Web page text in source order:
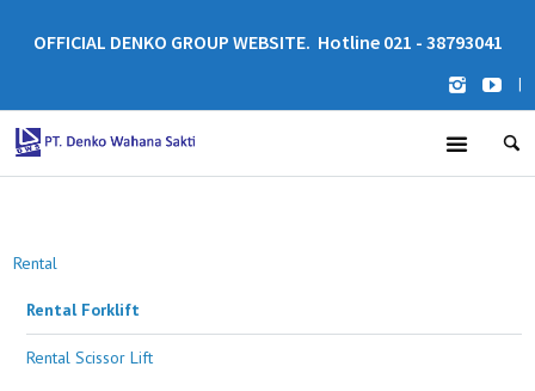
OFFICIAL DENKO GROUP WEBSITE. Hotline 021 - 38793041
|
Rental
Rental Forklift
Rental Scissor Lift